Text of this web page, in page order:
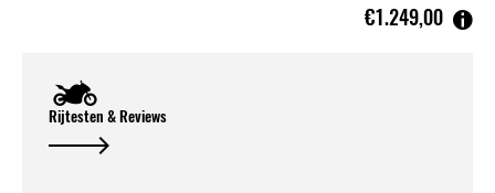
€1.249,00
Rijtesten & Reviews